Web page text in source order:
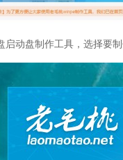
启动盘制作工具，选择要